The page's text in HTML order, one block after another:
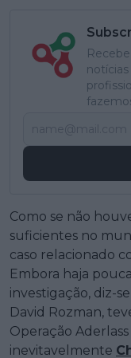
Como se não
suficientes no
caso relacionado
Embora haja
investigação, diz-
David Rozman,
Operação
inevitavelmente